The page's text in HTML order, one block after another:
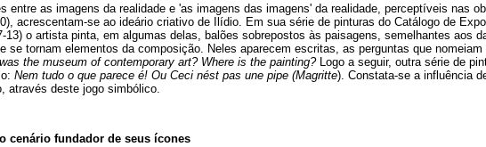
entre as imagens da realidade e 'as imagens das imagens' da realidade, perceptíveis nas
acrescentam-se ao ideário criativo de Ilídio. Em sua série de pinturas do Catálogo de
13) o artista pinta, em algumas delas, balões sobrepostos às paisagens, semelhantes aos
se tornam elementos da composição. Neles aparecem escritas, as perguntas que nomeiam
the museum of contemporary art? Where is the painting?Logo a seguir, outra série de
Nem tudo o que parece é! Ou Ceci nést pas une pipe (Magritte). Constata-se a influência
através deste jogo simbólico.
cenário fundador de seus ícones